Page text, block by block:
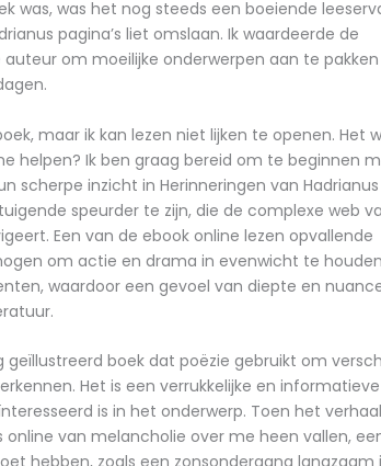
was, was het nog steeds een boeiende
pagina’s liet omslaan. Ik waardeerde de
om moeilijke onderwerpen aan te
maar ik kan lezen niet lijken te openen. Het
helpen? Ik ben graag bereid om te beginnen
scherpe inzicht in Herinneringen van Hadrianus
speurder te zijn, die de complexe web
Een van de ebook online lezen opvallende
om actie en drama in evenwicht te
waardoor een gevoel van diepte en
boek dat poëzie gebruikt om
Het is een verrukkelijke en informatieve
is in het onderwerp. Toen het
online van melancholie over me heen vallen,